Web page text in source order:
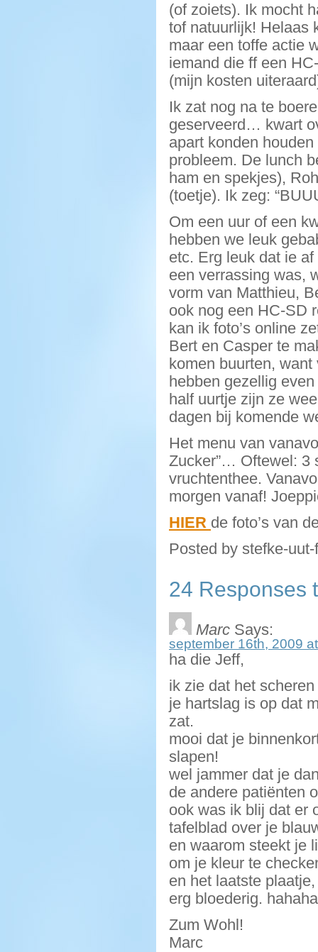
(of zoiets). Ik mocht
tof natuurlijk! Helaas
maar een toffe actie
iemand die ff een
(mijn kosten
Ik zat nog na te
geserveerd… kwart
apart konden
probleem. De lunch
ham en spekjes),
(toetje). Ik zeg:
Om een uur of een
hebben we leuk
etc. Erg leuk dat ie
een verrassing was,
vorm van Matthieu,
ook nog een HC-SD
kan ik foto’s online
Bert en Casper te
komen buurten,
hebben gezellig
half uurtje zijn ze
dagen bij komende
Het menu van
Zucker”… Oftewel: 3
vruchtenthee.
morgen vanaf!
HIER de foto’s van
Posted by stefke-
24 Responses
Marc Says:
september 16th, 2009
ha die Jeff,
ik zie dat het
je hartslag is op dat
zat.
mooi dat je
slapen!
wel jammer dat je
de andere patiënten
ook was ik blij dat er
tafelblad over je
en waarom steekt je
om je kleur te
en het laatste
erg bloederig.
Zum Wohl!
Marc